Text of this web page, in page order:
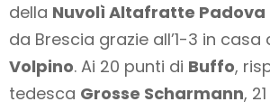
della Nuvolì Altafratte Padova
da Brescia grazie all’1-3 in casa
Volpino. Ai 20 punti di Buffo,
tedesca Grosse Scharmann,